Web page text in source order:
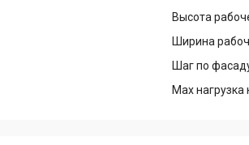
Высота
Ширина
Шаг по
Max нагрузка